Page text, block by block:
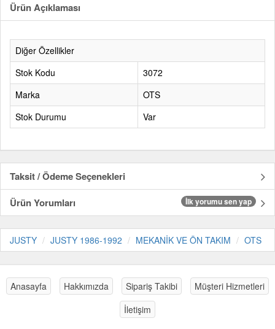
Ürün Açıklaması
Diğer Özellikler
Stok Kodu
3072
Marka
OTS
Stok Durumu
Var
Taksit / Ödeme Seçenekleri
Ürün Yorumları
İlk yorumu sen yap
JUSTY JUSTY 1986-1992 MEKANİK VE ÖN TAKIM OTS
Anasayfa Hakkımızda Sipariş Takibi
Müşteri Hizmetleri
İletişim